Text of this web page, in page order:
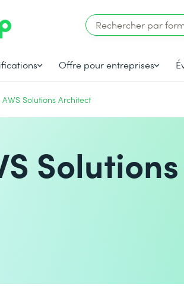
Offre pour entreprises
AWS Solutions Architect